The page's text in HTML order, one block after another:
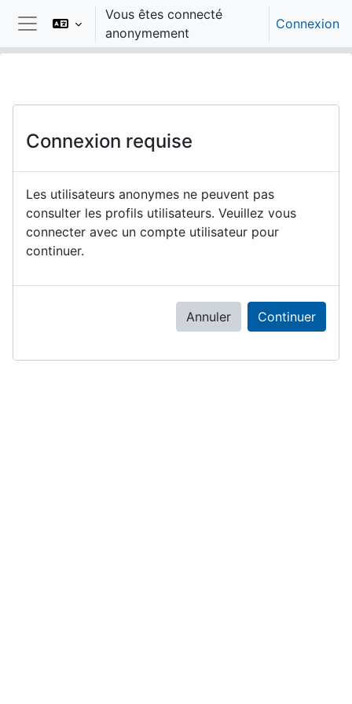
Passer au contenu principal
Panneau latéral
Vous êtes connecté
anonymement
Connexion
Connexion requise
Les utilisateurs anonymes ne peuvent pas
consulter les profils utilisateurs. Veuillez vous
connecter avec un compte utilisateur pour
continuer.
Annuler Continuer